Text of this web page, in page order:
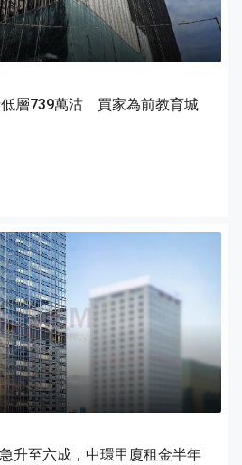
層739萬沽 買家為前教育城
升至六成，中環甲廈租金半年